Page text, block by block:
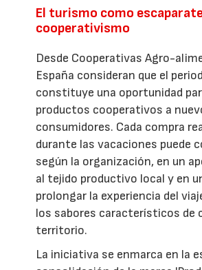
El turismo como
cooperativismo
Desde Cooperativas Agro-
España consideran que el
constituye una oportunidad
productos cooperativos a
consumidores. Cada compra
durante las vacaciones puede
según la organización, en un
al tejido productivo local y en
prolongar la experiencia del
los sabores característicos de
territorio.
La iniciativa se enmarca en la